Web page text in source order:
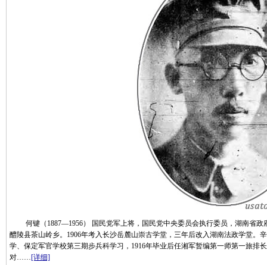
何键（1887—1956） 国民党军上将，国民党中央委员会执行委员，湖南省政
醴陵县茶山岭乡。1906年考入长沙岳麓山崇古学堂，三年后改入湖南法政学堂。
学、保定军官学校第三期步兵科学习，1916年毕业后任湘军暂编第一师第一旅排
对……[详细]